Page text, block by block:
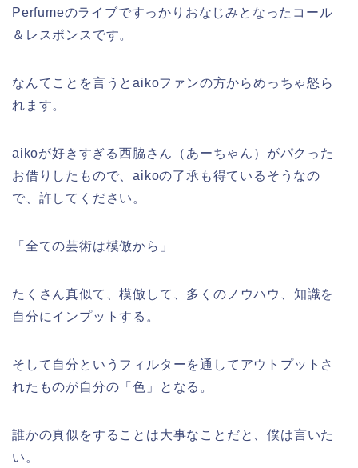
Perfumeのライブですっかりおなじみとなったコール
＆レスポンスです。
なんてことを言うとaikoファンの方からめっちゃ怒ら
れます。
aikoが好きすぎる西脇さん（あーちゃん）がパクった
お借りしたもので、aikoの了承も得ているそうなの
で、許してください。
「全ての芸術は模倣から」
たくさん真似て、模倣して、多くのノウハウ、知識を
自分にインプットする。
そして自分というフィルターを通してアウトプットさ
れたものが自分の「色」となる。
誰かの真似をすることは大事なことだと、僕は言いた
い。